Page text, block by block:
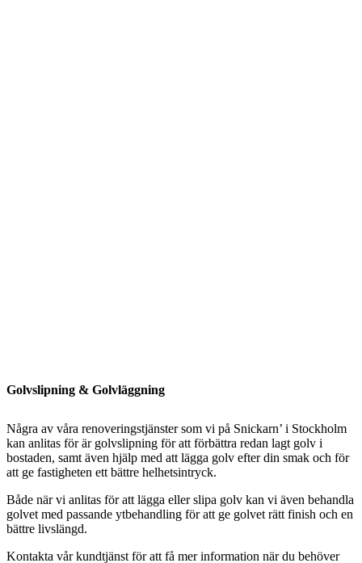
Golvslipning & Golvläggning
Några av våra renoveringstjänster som vi på Snickarn’ i Stockholm
kan anlitas för är golvslipning för att förbättra redan lagt golv i
bostaden, samt även hjälp med att lägga golv efter din smak och för
att ge fastigheten ett bättre helhetsintryck.
Både när vi anlitas för att lägga eller slipa golv kan vi även behandla
golvet med passande ytbehandling för att ge golvet rätt finish och en
bättre livslängd.
Kontakta vår kundtjänst för att få mer information när du behöver